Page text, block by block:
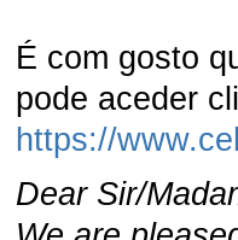
É com gosto
pode aceder
https://
Dear Sir/